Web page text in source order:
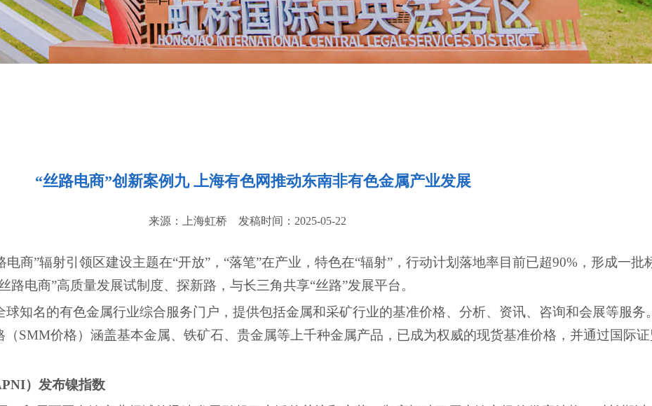
“丝路电商”创新案例九 上海有色网推动东南非有色金属产业发展
来源：上海虹桥 发稿时间：2025-05-22
电商”辐射引领区建设主题在“开放”，“落笔”在产业，特色在“辐射”，行动计划落地率目前已超90%，形成一批
路电商”高质量发展试制度、探新路，与长三角共享“丝路”发展平台。
球知名的有色金属行业综合服务门户，提供包括金属和采矿行业的基准价格、分析、资讯、咨询和会展等服务
（SMM价格）涵盖基本金属、铁矿石、贵金属等上千种金属产品，已成为权威的现货基准价格，并通过国际
）发布镍指数